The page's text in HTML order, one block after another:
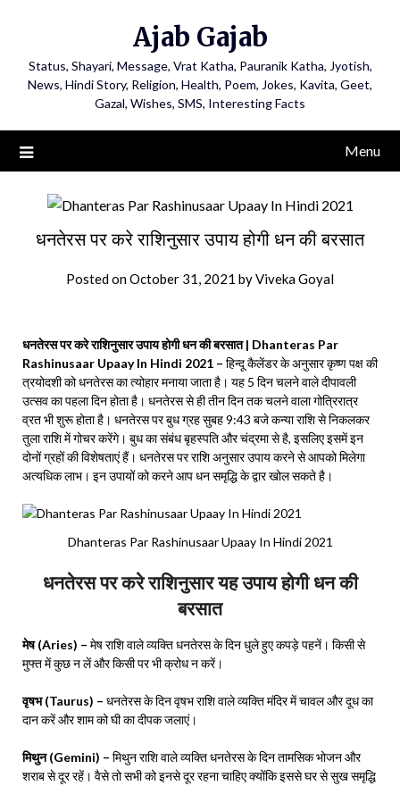
Ajab Gajab
Status, Shayari, Message, Vrat Katha, Pauranik Katha, Jyotish,
News, Hindi Story, Religion, Health, Poem, Jokes, Kavita, Geet,
Gazal, Wishes, SMS, Interesting Facts
Menu
धनतेरस पर करे राशिनुसार उपाय होगी धन की बरसात
Posted onOctober 31, 2021 byViveka Goyal
धनतेरस पर करे राशिनुसार उपाय होगी धन की बरसात | Dhanteras Par
Rashinusaar Upaay In Hindi 2021 – हिन्दू कैलेंडर के अनुसार कृष्ण पक्ष की
त्रयोदशी को धनतेरस का त्योहार मनाया जाता है। यह 5 दिन चलने वाले दीपावली
उत्सव का पहला दिन होता है। धनतेरस से ही तीन दिन तक चलने वाला गोत्रिरात्र
व्रत भी शुरू होता है। धनतेरस पर बुध ग्रह सुबह 9:43 बजे कन्या राशि से निकलकर
तुला राशि में गोचर करेंगे। बुध का संबंध बृहस्पति और चंद्रमा से है, इसलिए इसमें इन
दोनों ग्रहों की विशेषताएं हैं। धनतेरस पर राशि अनुसार उपाय करने से आपको मिलेगा
अत्यधिक लाभ। इन उपायों को करने आप धन समृद्धि के द्वार खोल सकते है।
Dhanteras Par Rashinusaar Upaay In Hindi 2021
धनतेरस पर करे राशिनुसार यह उपाय होगी धन की
बरसात
मेष (Aries) – मेष राशि वाले व्यक्ति धनतेरस के दिन धुले हुए कपड़े पहनें। किसी से
मुफ्त में कुछ न लें और किसी पर भी क्रोध न करें।
वृषभ (Taurus) – धनतेरस के दिन वृषभ राशि वाले व्यक्ति मंदिर में चावल और दूध का
दान करें और शाम को घी का दीपक जलाएं।
मिथुन (Gemini) – मिथुन राशि वाले व्यक्ति धनतेरस के दिन तामसिक भोजन और
शराब से दूर रहें। वैसे तो सभी को इनसे दूर रहना चाहिए क्योंकि इससे घर से सुख समृद्धि